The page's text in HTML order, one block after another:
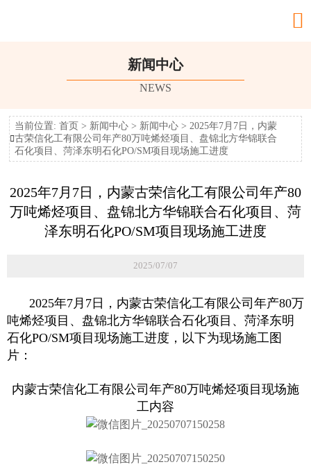

新闻中心
NEWS

当前位置:首页 > 新闻中心 > 新闻中心 > 2025年7月7日，内蒙
古荣信化工有限公司年产80万吨烯烃项目、盘锦北方华锦联合
石化项目、菏泽东明石化PO/SM项目现场施工进度
2025年7月7日，内蒙古荣信化工有限公司年产80
万吨烯烃项目、盘锦北方华锦联合石化项目、菏
泽东明石化PO/SM项目现场施工进度
2025/07/07
2025年7月7日，内蒙古荣信化工有限公司年产80万
吨烯烃项目、盘锦北方华锦联合石化项目、菏泽东明
石化PO/SM项目现场施工进度，以下为现场施工图
片：
内蒙古荣信化工有限公司年产80万吨烯烃项目现场施
工内容